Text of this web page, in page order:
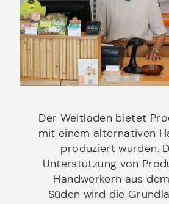
Der Weltladen bietet
mit einem alternativen
produziert wurden.
Unterstützung von
Handwerkern aus
Süden wird die